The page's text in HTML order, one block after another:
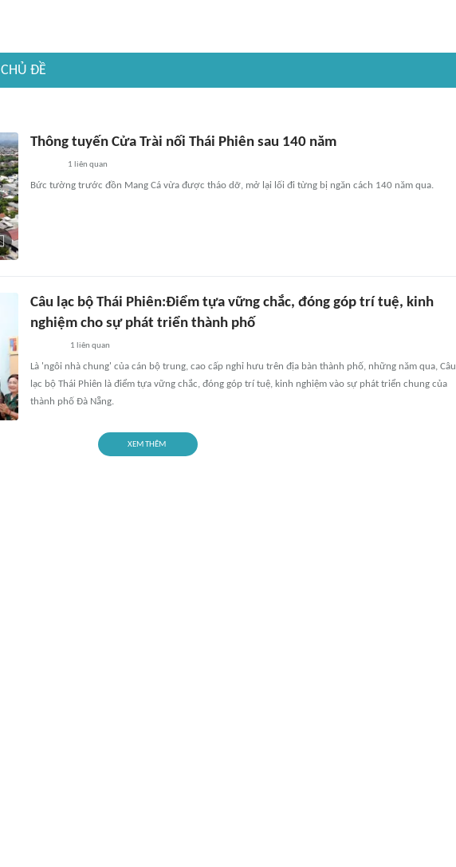
CHỦ ĐỀ
Thông tuyến Cửa Trài nối Thái Phiên sau 140 năm
1 liên quan
Bức tường trước đồn Mang Cá vừa được tháo dỡ, mở lại lối đi từng bị ngăn cách 140 năm qua.
Câu lạc bộ Thái Phiên:Điểm tựa vững chắc, đóng góp trí tuệ, kinh
nghiệm cho sự phát triển thành phố
1 liên quan
Là 'ngôi nhà chung' của cán bộ trung, cao cấp nghỉ hưu trên địa bàn thành phố, những năm qua, Câu
lạc bộ Thái Phiên là điểm tựa vững chắc, đóng góp trí tuệ, kinh nghiệm vào sự phát triển chung của
thành phố Đà Nẵng.
XEM THÊM